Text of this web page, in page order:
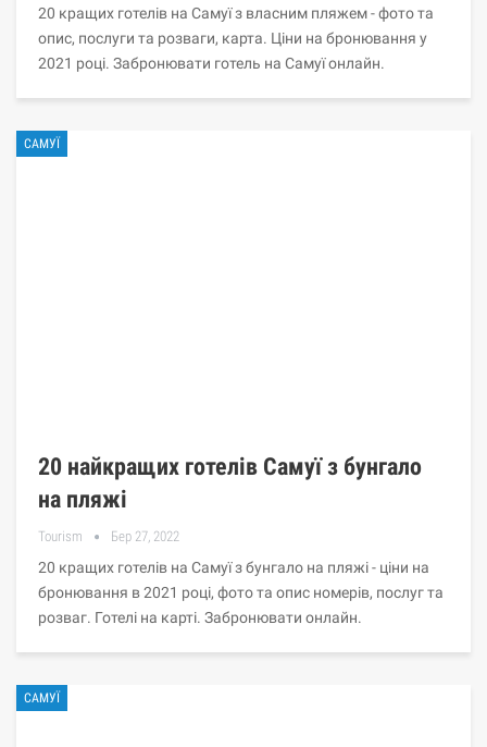
20 кращих готелів на Самуї з власним пляжем - фото та
опис, послуги та розваги, карта. Ціни на бронювання у
2021 році. Забронювати готель на Самуї онлайн.
САМУЇ
20 найкращих готелів Самуї з бунгало
на пляжі
Tourism Бер 27, 2022
20 кращих готелів на Самуї з бунгало на пляжі - ціни на
бронювання в 2021 році, фото та опис номерів, послуг та
розваг. Готелі на карті. Забронювати онлайн.
САМУЇ